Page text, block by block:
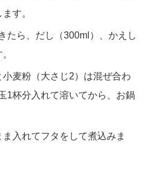
す。
たら、だし（300ml）、かえし
麦粉（大さじ2）は混ぜ合わ
1杯分入れて溶いてから、お鍋
入れてフタをして煮込みま